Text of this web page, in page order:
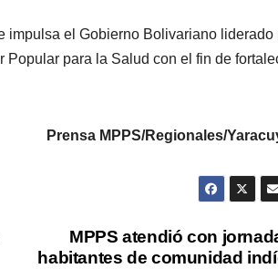
impulsa el Gobierno Bolivariano
para la Salud con el fin de
Prensa MPPS/Regionales/
MPPS atendió con
habitantes de comunidad